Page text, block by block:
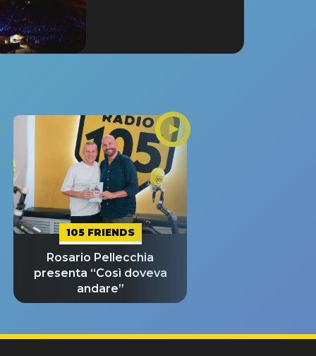
105 FRIENDS
Rosario Pellecchia
presenta “Così doveva
andare”